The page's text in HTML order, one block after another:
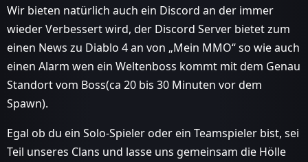
Wir bieten natürlich auch ein Discord an der immer
wieder Verbessert wird, der Discord Server bietet zum
einen News zu Diablo 4 an von „Mein MMO“ so wie auch
einen Alarm wen ein Weltenboss kommt mit dem Genau
Standort vom Boss(ca 20 bis 30 Minuten vor dem
Spawn).
Egal ob du ein Solo-Spieler oder ein Teamspieler bist, sei
Teil unseres Clans und lasse uns gemeinsam die Hölle